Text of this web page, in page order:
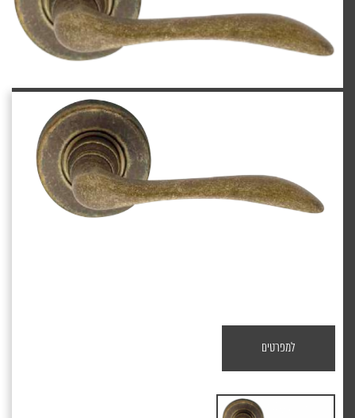
דף הבית»המוצרים»נחליאלי
למפרטים